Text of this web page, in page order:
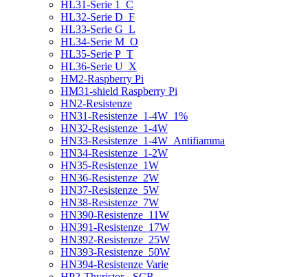
HL31-Serie 1_C
HL32-Serie D_F
HL33-Serie G_L
HL34-Serie M_O
HL35-Serie P_T
HL36-Serie U_X
HM2-Raspberry Pi
HM31-shield Raspberry Pi
HN2-Resistenze
HN31-Resistenze_1-4W_1%
HN32-Resistenze_1-4W
HN33-Resistenze_1-4W_Antifiamma
HN34-Resistenze_1-2W
HN35-Resistenze_1W
HN36-Resistenze_2W
HN37-Resistenze_5W
HN38-Resistenze_7W
HN390-Resistenze_11W
HN391-Resistenze_17W
HN392-Resistenze_25W
HN393-Resistenze_50W
HN394-Resistenze Varie